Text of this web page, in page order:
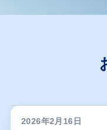
2026年2月16日